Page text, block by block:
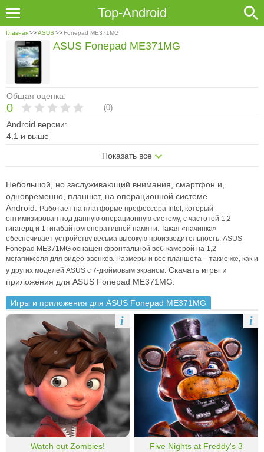
Top-Android
Главная>>ASUS>> Fonepad ME371MG
Общая оценка:
0 (0)
Android версии:
4.1 и выше
Показать все
ASUS Fonepad ME371MG
Небольшой, но заслуживающий внимания, смартфон и,
одновременно, планшет, на операционной системе
Android.
Работает на платформе профессора Intel, который
оптимизирован под данную операционную систему, c частотой 1,2
гигагерц и 1 гигабайтом оперативной памяти. Такая «начинка»
обеспечивает устройству весьма высокую производительность. ASUS
Fonepad ME371MG оснащен фронтальной веб-камерой на 1,2
мегапикселя для видео-звонков. Размеры и вес планшета – такие же, как и
у других моделей ASUS с 7-дюймовым экраном. Скачать игры и
приложения для ASUS Fonepad ME371MG.
Игры и приложения для ASUS Fonepad ME371MG
Watch out Zombies!
i
Five Nights at Freddy's 3
i